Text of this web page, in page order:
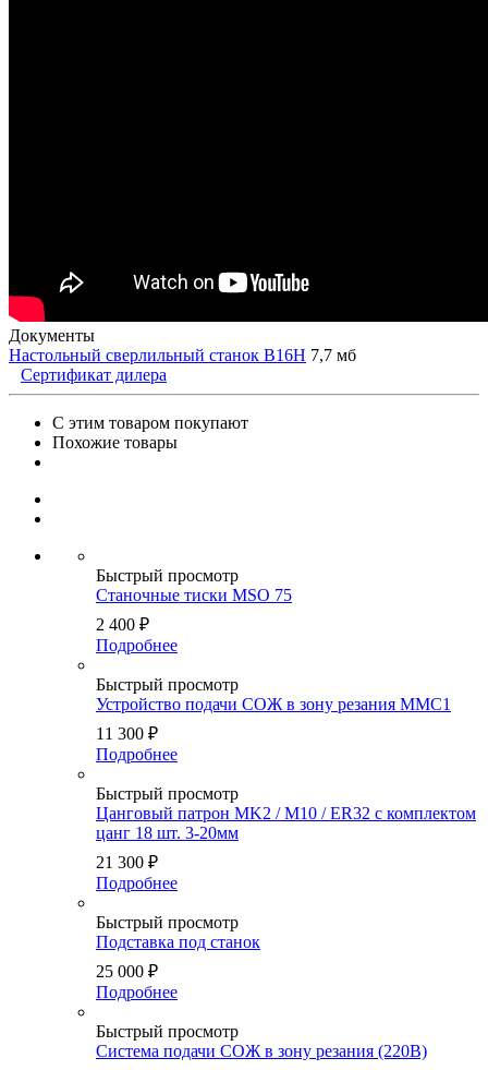
Документы
Настольный сверлильный станок B16H 7,7 мб
Сертификат дилера
С этим товаром покупают
Похожие товары
Быстрый просмотр
Станочные тиски MSO 75
2 400 ₽
Подробнее
Быстрый просмотр
Устройство подачи СОЖ в зону резания ММС1
11 300 ₽
Подробнее
Быстрый просмотр
Цанговый патрон MK2 / M10 / ER32 с комплектом
цанг 18 шт. 3-20мм
21 300 ₽
Подробнее
Быстрый просмотр
Подставка под станок
25 000 ₽
Подробнее
Быстрый просмотр
Система подачи СОЖ в зону резания (220В)